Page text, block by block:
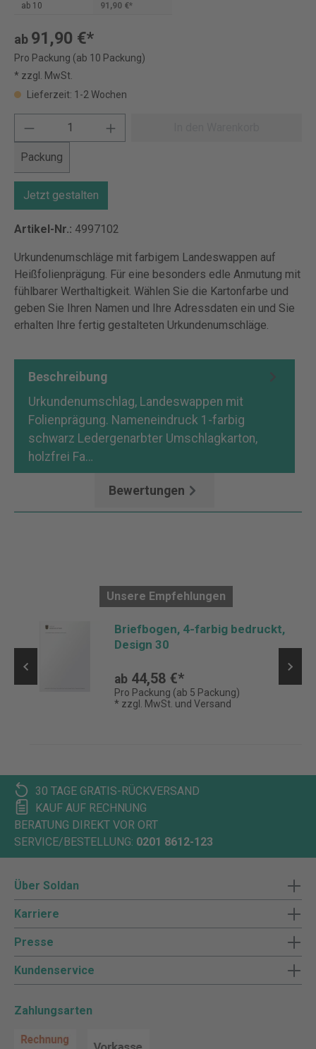
ab 10 91,90 €*
ab 91,90 €*
Pro Packung (ab 10 Packung)
* zzgl. MwSt.
Lieferzeit: 1-2 Wochen
Packung
Jetzt gestalten
Artikel-Nr.: 4997102
Urkundenumschläge mit farbigem Landeswappen auf
Heißfolienprägung. Für eine besonders edle Anmutung mit
fühlbarer Werthaltigkeit. Wählen Sie die Kartonfarbe und
geben Sie Ihren Namen und Ihre Adressdaten ein und Sie
erhalten Ihre fertig gestalteten Urkundenumschläge.
Beschreibung
Urkundenumschlag, Landeswappen mit
Folienprägung. Nameneindruck 1-farbig
schwarz Ledergenarbter Umschlagkarton,
holzfrei Fa…
Bewertungen
Unsere Empfehlungen
Briefbogen, 4-farbig bedruckt,
Design 30
ab 44,58 €*
Pro Packung (ab 5 Packung)
* zzgl. MwSt. und Versand
30 TAGE GRATIS-RÜCKVERSAND
KAUF AUF RECHNUNG
BERATUNG DIREKT VOR ORT
SERVICE/BESTELLUNG: 0201 8612-123
Über Soldan
Karriere
Presse
Kundenservice
Zahlungsarten